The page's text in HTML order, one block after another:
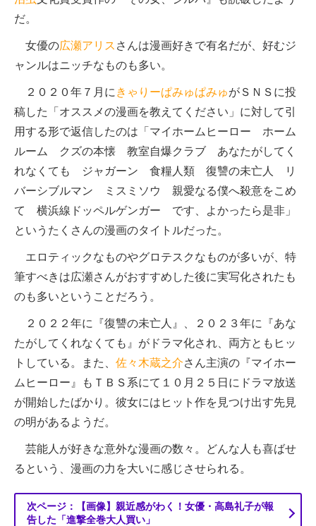
だ。
女優の広瀬アリス さんは漫画好きで有名だが、好むジ
ャンルはニッチなものも多い。
２０２０年７月に きゃりーぱみゅぱみゅがＳＮＳに投
稿した「オススメの漫画を教えてください」に対して引
用する形で返信したのは「マイホームヒーロー ホーム
ルーム クズの本懐 教室自爆クラブ あなたがしてく
れなくても ジャガーン 食糧人類 復讐の未亡人 リ
バーシブルマン ミスミソウ 親愛なる僕へ殺意をこめ
て 横浜線ドッペルゲンガー です、よかったら是非」
というたくさんの漫画のタイトルだった。
エロティックなものやグロテスクなものが多いが、特
筆すべきは広瀬さんがおすすめした後に実写化されたも
のも多いということだろう。
２０２２年に『復讐の未亡人』、２０２３年に『あな
たがしてくれなくても』がドラマ化され、両方ともヒッ
トしている。また、 佐々木蔵之介さん主演の『マイホー
ムヒーロー』もＴＢＳ系にて１０月２５日にドラマ放送
が開始したばかり。彼女にはヒット作を見つけ出す先見
の明があるようだ。
芸能人が好きな意外な漫画の数々。どんな人も喜ばせ
るという、漫画の力を大いに感じさせられる。
次ページ：【画像】親近感がわく！女優・高島礼子が報
告した「進撃全巻大人買い」